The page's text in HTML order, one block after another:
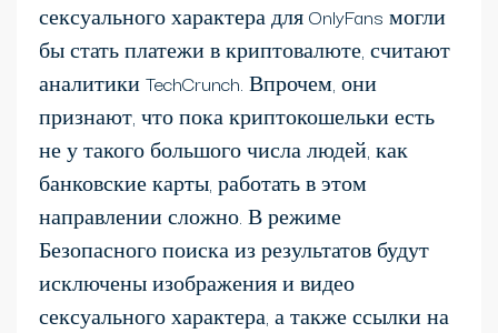
сексуального характера для OnlyFans могли
бы стать платежи в криптовалюте, считают
аналитики TechCrunch. Впрочем, они
признают, что пока криптокошельки есть
не у такого большого числа людей, как
банковские карты, работать в этом
направлении сложно. В режиме
Безопасного поиска из результатов будут
исключены изображения и видео
сексуального характера, а также ссылки на